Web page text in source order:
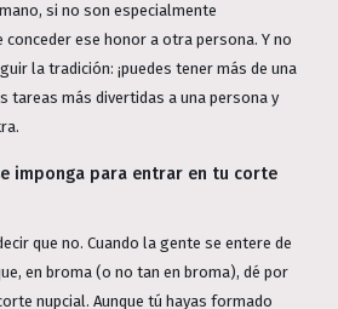
si no son especialmente
ese honor a otra persona. Y no
la tradición: ¡puedes tener más de una
tareas más divertidas a una persona y
imponga para entrar en tu corte
que no. Cuando la gente se entere de
en broma (o no tan en broma), dé por
nupcial. Aunque tú hayas formado